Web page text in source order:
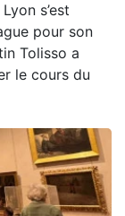
s’est
pour son
Tolisso a
le cours du